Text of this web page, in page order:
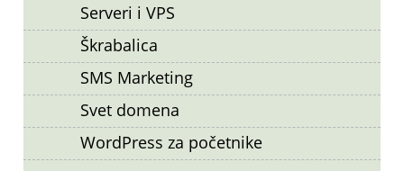
Serveri i VPS
Škrabalica
SMS Marketing
Svet domena
WordPress za početnike